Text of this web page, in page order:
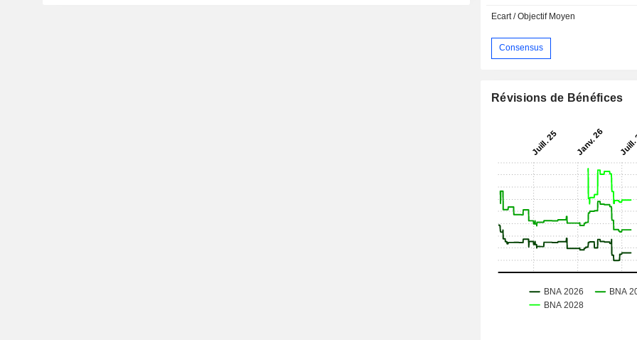
Ecart / Objectif Moyen
Consensus
Révisions de Bénéfices